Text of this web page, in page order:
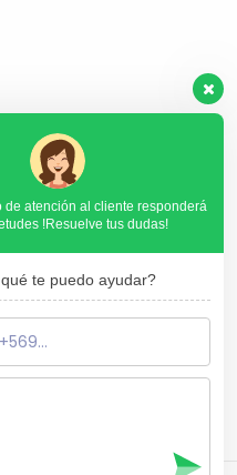
de atención al cliente responderá
!Resuelve tus dudas!
te puedo ayudar?